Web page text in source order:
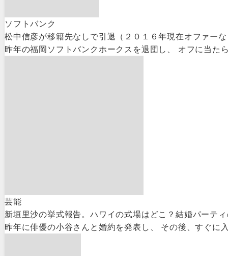
ソフトバンク
松中信彦が移籍先なしで引退（２０１６年現在オファー
昨年の福岡ソフトバンクホークスを退団し、 オフに当た
芸能
新垣里沙の挙式報告。ハワイの式場はどこ？結婚パーテ
昨年に俳優の小谷さんと婚約を発表し、 その後、すぐに